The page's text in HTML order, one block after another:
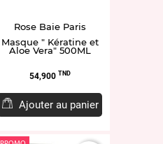
Rose Baie Paris
Masque " Kératine et
Aloe Vera" 500ML
Prix
54,900 TND
Ajouter au panier